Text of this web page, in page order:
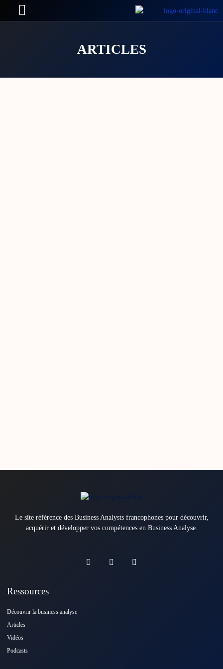
ARTICLES
Le site référence des Business Analysts francophones pour découvrir,
acquérir et développer vos compétences en Business Analyse.
Ressources
Découvrir la business analyse
Articles
Vidéos
Podcasts